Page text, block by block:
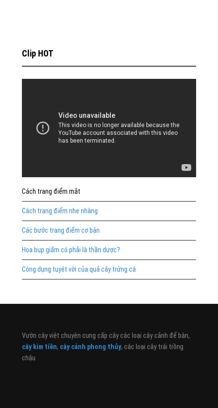
Clip HOT
Cách trang điểm mắt
Cách trang điểm nhẹ nhàng
Các bước trang điểm cơ bản
Hoa bụp giấm có phải là thần dược?
Công dụng tuyệt vời của quả cây trứng cá
Vườn cây việt chuyên cung cấp cây các loại cây cảnh để bàn,
cây kim tiền, cây cảnh phong thủy, các loại cây trái trồng
chậu